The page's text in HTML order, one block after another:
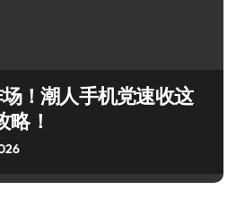
！潮人手机党速收这
略！